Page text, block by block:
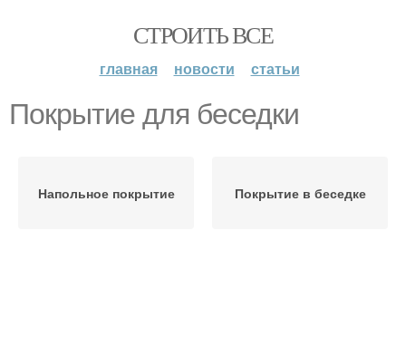
СТРОИТЬ ВСЕ
главная новости статьи
Покрытие для беседки
Напольное покрытие Покрытие в беседке